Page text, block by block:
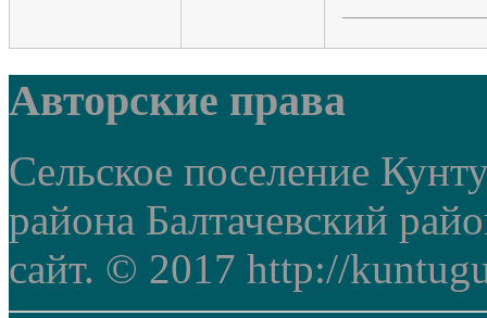
Авторские права
Сельское поселение
района Балтачевский
сайт. © 2017 http://